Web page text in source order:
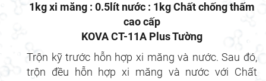
1kg xi măng : 0.5lít nước : 1kg Chất chống thấm
cao cấp
KOVA CT-11A Plus Tường
Trộn kỹ trước hỗn hợp xi măng và nước. Sau đó,
trộn đều hỗn hợp xi măng và nước với Chất